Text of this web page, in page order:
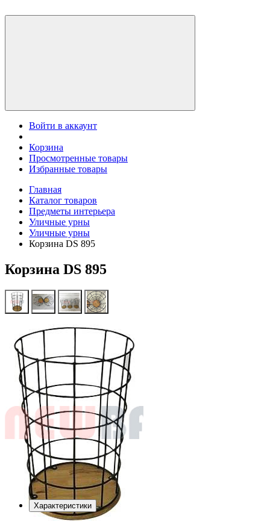
Войти в аккаунт
Корзина
Просмотренные товары
Избранные товары
Главная
Каталог товаров
Предметы интерьера
Уличные урны
Уличные урны
Корзина DS 895
Корзина DS 895
Характеристики